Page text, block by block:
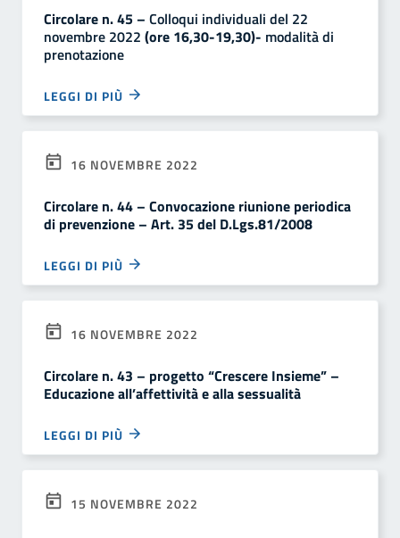
Circolare n. 45 – Colloqui individuali del 22
novembre 2022 (ore 16,30-19,30)- modalità di
prenotazione
LEGGI DI PIÙ
16 NOVEMBRE 2022
Circolare n. 44 – Convocazione riunione periodica
di prevenzione – Art. 35 del D.Lgs.81/2008
LEGGI DI PIÙ
16 NOVEMBRE 2022
Circolare n. 43 – progetto “Crescere Insieme” –
Educazione all’affettività e alla sessualità
LEGGI DI PIÙ
15 NOVEMBRE 2022